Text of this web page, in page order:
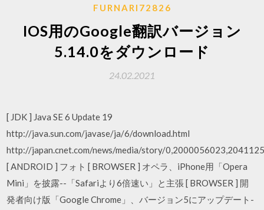
FURNARI72826
IOS用のGoogle翻訳バージョン
5.14.0をダウンロード
24.02.2021
[ JDK ] Java SE 6 Update 19
http://java.sun.com/javase/ja/6/download.html
http://japan.cnet.com/news/media/story/
[ ANDROID ] フォト [ BROWSER ] オペラ、iPhone用「Opera
Mini」を披露--「Safariより6倍速い」と主張 [ BROWSER ] 開
発者向け版「Google Chrome」、バージョン5にアップデート-